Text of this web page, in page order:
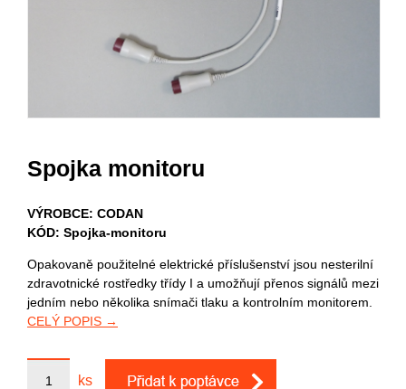
Spojka monitoru
VÝROBCE: CODAN
KÓD: Spojka-monitoru
Opakovaně použitelné elektrické příslušenství jsou nesterilní
zdravotnické rostředky třídy I a umožňují přenos signálů mezi
jedním nebo několika snímači tlaku a kontrolním monitorem.
CELÝ POPIS →
ks